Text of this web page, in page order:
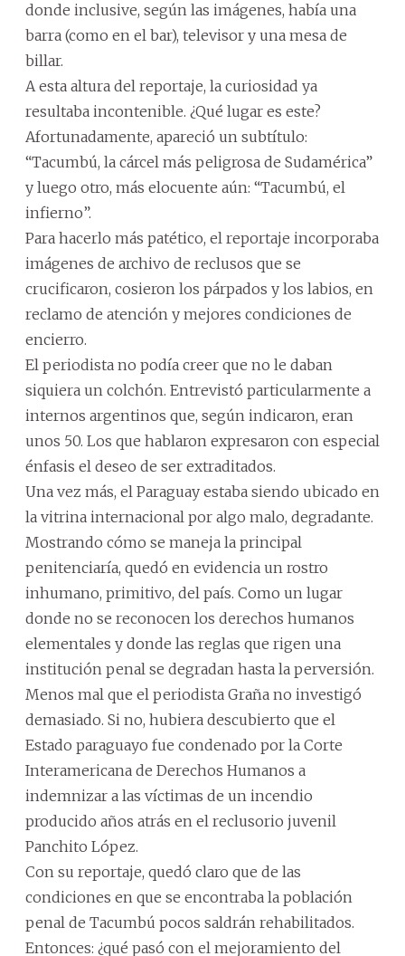
donde inclusive, según las imágenes, había una
barra (como en el bar), televisor y una mesa de
billar.
A esta altura del reportaje, la curiosidad ya
resultaba incontenible. ¿Qué lugar es este?
Afortunadamente, apareció un subtítulo:
“Tacumbú, la cárcel más peligrosa de Sudamérica”
y luego otro, más elocuente aún: “Tacumbú, el
infierno”.
Para hacerlo más patético, el reportaje incorporaba
imágenes de archivo de reclusos que se
crucificaron, cosieron los párpados y los labios, en
reclamo de atención y mejores condiciones de
encierro.
El periodista no podía creer que no le daban
siquiera un colchón. Entrevistó particularmente a
internos argentinos que, según indicaron, eran
unos 50. Los que hablaron expresaron con especial
énfasis el deseo de ser extraditados.
Una vez más, el Paraguay estaba siendo ubicado en
la vitrina internacional por algo malo, degradante.
Mostrando cómo se maneja la principal
penitenciaría, quedó en evidencia un rostro
inhumano, primitivo, del país. Como un lugar
donde no se reconocen los derechos humanos
elementales y donde las reglas que rigen una
institución penal se degradan hasta la perversión.
Menos mal que el periodista Graña no investigó
demasiado. Si no, hubiera descubierto que el
Estado paraguayo fue condenado por la Corte
Interamericana de Derechos Humanos a
indemnizar a las víctimas de un incendio
producido años atrás en el reclusorio juvenil
Panchito López.
Con su reportaje, quedó claro que de las
condiciones en que se encontraba la población
penal de Tacumbú pocos saldrán rehabilitados.
Entonces: ¿qué pasó con el mejoramiento del